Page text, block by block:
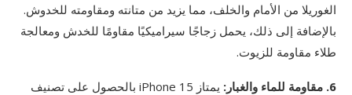
الغوريلا من الأمام والخلف، مما يزيد من متانته ومقاومته للخدوش.
بالإضافة إلى ذلك، يحمل زجاجًا سيراميكيًا مقاومًا للخدش ومعالجة
طلاء مقاومة للزيوت.
6. مقاومة للماء والغبار:
يمتاز iPhone 15 بالحصول على تصنيف